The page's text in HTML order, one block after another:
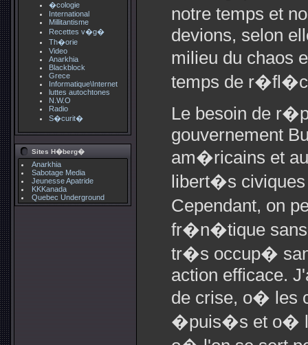
�cologie
International
Millitantisme
Recettes v�g�
Th�orie
Video
Anarkhia
Blackblock
Grece
Informatique\Internet
luttes autochtones
N.W.O
Radio
S�curit�
Sites H�berg�
Anarkhia
Sabotage Media
Jeunesse Apatride
KKKanada
Quebec Underground
notre temps et
devions, selon
milieu du chaos
temps de
Le besoin de
gouvernement
am�ricains et
libert�s
Cependant, on
fr�n�tique
tr�s occup�
action efficace.
de crise, o� les
�puis�s et o�